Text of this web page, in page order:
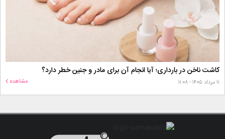
کاشت ناخن در بارداری؛ آیا انجام آن برای مادر و جنین خطر دارد؟
۱۱ مرداد ۱۴۰۵ - ۱۱:۰۸ مشاهده